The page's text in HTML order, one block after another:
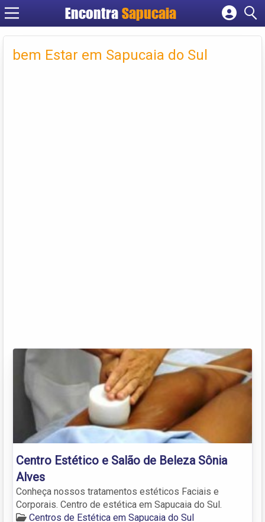
Encontra
Cadastrar empresa
Criar conta
bem Estar em Sapucaia do Sul
Centro Estético e Salão de Beleza Sônia
Alves
Conheça nossos tratamentos estéticos Faciais e
Corporais. Centro de estética em Sapucaia do Sul.
Centros de Estética em Sapucaia do Sul